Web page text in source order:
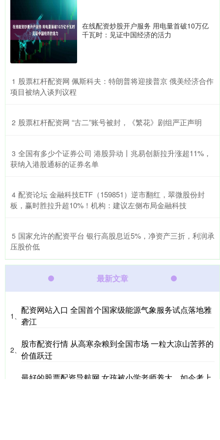
在线配资炒股开户服务 用电量首破10万亿
千瓦时：见证中国经济的活力
1 ​股票杠杆配资网 佩斯科夫：特朗普将迎接普京 俄美经济合作
项目被纳入谈判议程
2 ​股票杠杆配资网 “古二”账号被封，《繁花》剧组严正声明
3 ​全国有多少个证券公司 港股异动丨兆易创新拉升涨超11%，
获纳入港股通标的证券名单
4 ​配资论坛 金融科技ETF（159851）逆市翻红，翠微股份封
板，赢时胜拉升超10%！机构：建议左侧布局金融科技
5 ​国家允许的配资平台 银行高股息近5%，净资产三折，利润承
压股价低
最新文章
1、
配资网站入口 全国首个国家级能源气象服务试点落地雅
砻江
2、
股市配资行情 从高寒杂粮到全国市场 一粒大凉山苦荞的
价值跃迁
最好的股票配资导航网 女孩被小学老师养大，如今考上